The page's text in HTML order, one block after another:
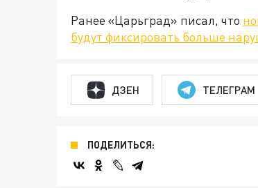
Ранее «Царьград» писал, что
будут фиксировать больше
ДЗЕН ТЕЛЕГРАМ
ПОДЕЛИТЬСЯ: